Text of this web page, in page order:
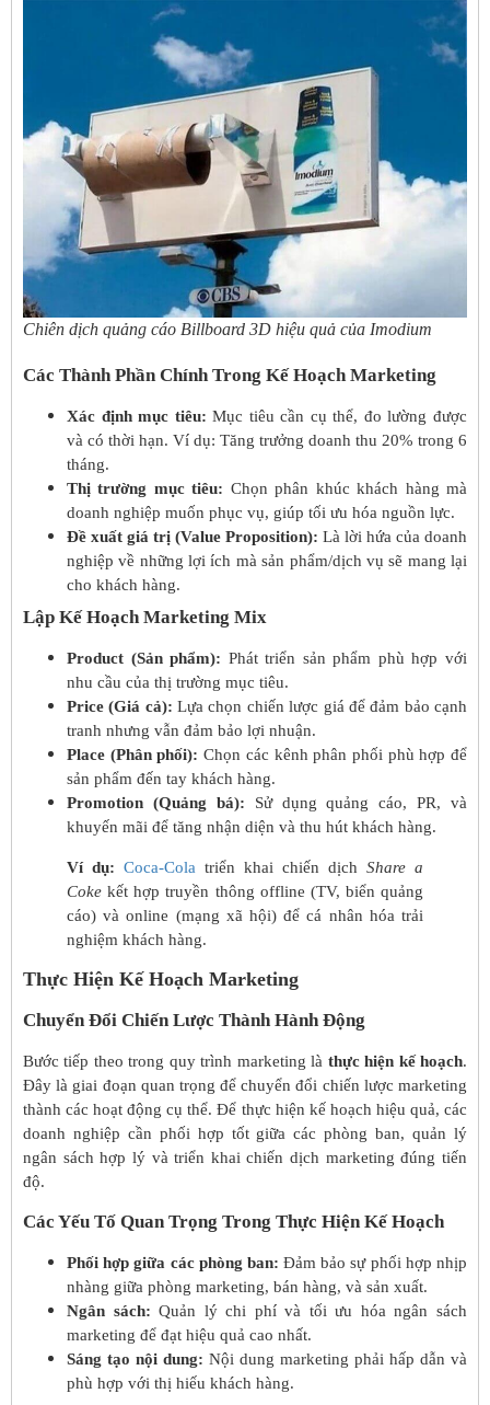
Chiên dịch quảng cáo Billboard 3D hiệu quả của Imodium
Các Thành Phần Chính Trong Kế Hoạch Marketing
Xác định mục tiêu: Mục tiêu cần cụ thể, đo lường được
và có thời hạn. Ví dụ: Tăng trưởng doanh thu 20% trong 6
tháng.
Thị trường mục tiêu: Chọn phân khúc khách hàng mà
doanh nghiệp muốn phục vụ, giúp tối ưu hóa nguồn lực.
Đề xuất giá trị (Value Proposition): Là lời hứa của doanh
nghiệp về những lợi ích mà sản phẩm/dịch vụ sẽ mang lại
cho khách hàng.
Lập Kế Hoạch Marketing Mix
Product (Sản phẩm): Phát triển sản phẩm phù hợp với
nhu cầu của thị trường mục tiêu.
Price (Giá cả): Lựa chọn chiến lược giá để đảm bảo cạnh
tranh nhưng vẫn đảm bảo lợi nhuận.
Place (Phân phối): Chọn các kênh phân phối phù hợp để
sản phẩm đến tay khách hàng.
Promotion (Quảng bá): Sử dụng quảng cáo, PR, và
khuyến mãi để tăng nhận diện và thu hút khách hàng.
Ví dụ: Coca-Cola triển khai chiến dịch Share a
Coke kết hợp truyền thông offline (TV, biển quảng
cáo) và online (mạng xã hội) để cá nhân hóa trải
nghiệm khách hàng.
Thực Hiện Kế Hoạch Marketing
Chuyển Đổi Chiến Lược Thành Hành Động
Bước tiếp theo trong quy trình marketing là thực hiện kế hoạch.
Đây là giai đoạn quan trọng để chuyển đổi chiến lược marketing
thành các hoạt động cụ thể. Để thực hiện kế hoạch hiệu quả, các
doanh nghiệp cần phối hợp tốt giữa các phòng ban, quản lý
ngân sách hợp lý và triển khai chiến dịch marketing đúng tiến
độ.
Các Yếu Tố Quan Trọng Trong Thực Hiện Kế Hoạch
Phối hợp giữa các phòng ban: Đảm bảo sự phối hợp nhịp
nhàng giữa phòng marketing, bán hàng, và sản xuất.
Ngân sách: Quản lý chi phí và tối ưu hóa ngân sách
marketing để đạt hiệu quả cao nhất.
Sáng tạo nội dung: Nội dung marketing phải hấp dẫn và
phù hợp với thị hiếu khách hàng.